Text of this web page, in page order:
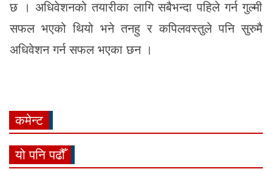
छ । अधिवेशनको तयारीका लागि सबैभन्दा पहिले गर्न गुल्मी
सफल भएको थियो भने तनहु र कपिलवस्तुले पनि सुरुमै
अधिवेशन गर्न सफल भएका छन ।
कमेन्ट
यो पनि पढौँ